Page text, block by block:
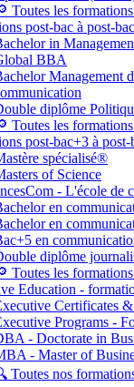
Toutes les
post-bac à post-
in
BBA
Management
diplôme
Toutes les
post-bac+3 à post-
spécialisé®
of Science
- L'école de
en
en
en
diplôme
Toutes les
Education -
Certificates
Programs -
- Doctorate in
- Master of
Toutes nos